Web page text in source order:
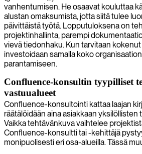
vanhentumisen. He osaavat kouluttaa
alustan omaksumista, jotta siitä tulee
päivittäistä työtä. Lopputuloksena on
projektinhallinta, parempi
vievä tiedonhaku. Kun tarvitaan
investoidaan samalla koko
parantamiseen.
Confluence-konsultin tyypilliset
vastuualueet
Confluence-konsultointi kattaa laajan
räätälöidään aina asiakkaan yksilöllisten
Vaikka tehtävänkuva vaihtelee
Confluence-konsultti tai -kehittäjä
monipuolisesti eri osa-alueilla. Tässä